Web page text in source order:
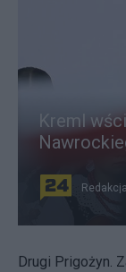
Kreml
Redakcja
Drugi Prigożyn.